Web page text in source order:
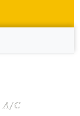
A/C